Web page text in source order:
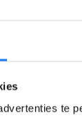
te
Ik
kleine